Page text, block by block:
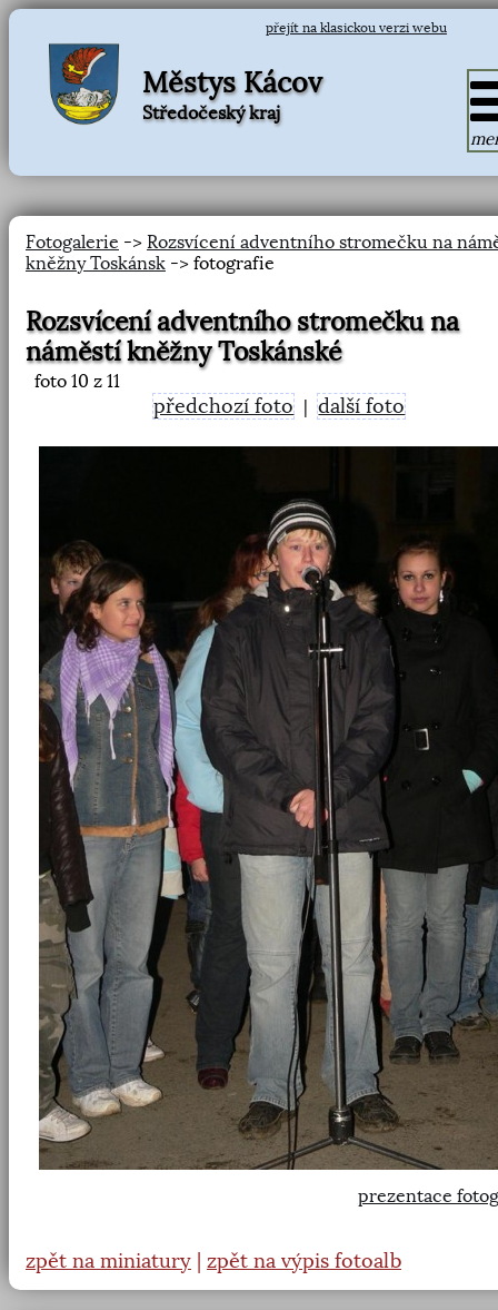
přejít na klasickou verzi webu
Městys Kácov
Středočeský kraj
Fotogalerie -> Rozsvícení adventního stromečku na
kněžny Toskánsk -> fotografie
Rozsvícení adventního stromečku na
náměstí kněžny Toskánské
foto 10 z 11
předchozí foto |další foto
prezentace
zpět na miniatury zpět na výpis fotoalb